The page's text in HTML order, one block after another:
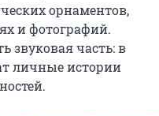
орнаментов,
и фотографий.
звуковая часть: в
личные истории